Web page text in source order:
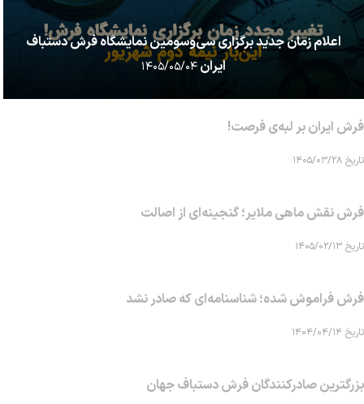
اعلام زمان جدید برگزاری سی‌وسومین نمایشگاه فرش دستباف
ایران۱۴۰۵/۰۵/۰۴
فرش ایران بر لبه‌ی فرصت!
تاریخ ۱۴۰۵/۰۳/۲۸
فرش نقش ماهی‌ ملایر؛ گنجینه‌ای از اصالت
تاریخ ۱۴۰۵/۰۲/۱۳
فرش فراموش شده؛ شناسنامه‌ای که صادر نشد
تاریخ ۱۴۰۴/۰۴/۱۴
بزرگترین صادرکنندگان فرش دستباف جهان